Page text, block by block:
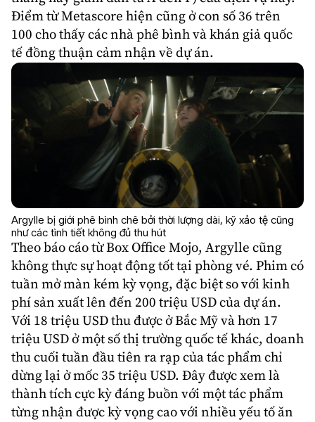
Điểm từ Metascore hiện cũng ở con số 36 trên
100 cho thấy các nhà phê bình và khán giả quốc
tế đồng thuận cảm nhận về dự án.
Argylle bị giới phê bình chê bởi thời lượng dài, kỹ xảo tệ cũng
như các tình tiết không đủ thu hút
Theo báo cáo từ Box Office Mojo, Argylle cũng
không thực sự hoạt động tốt tại phòng vé. Phim có
tuần mở màn kém kỳ vọng, đặc biệt so với kinh
phí sản xuất lên đến 200 triệu USD của dự án.
Với 18 triệu USD thu được ở Bắc Mỹ và hơn 17
triệu USD ở một số thị trường quốc tế khác, doanh
thucuối tuần đầu tiên ra rạp của tác phẩm chỉ
dừng lại ở mốc 35 triệu USD. Đây được xem là
thành tích cực kỳ đáng buồn với một tác phẩm
từng nhận được kỳ vọng cao với nhiều yếu tố ăn